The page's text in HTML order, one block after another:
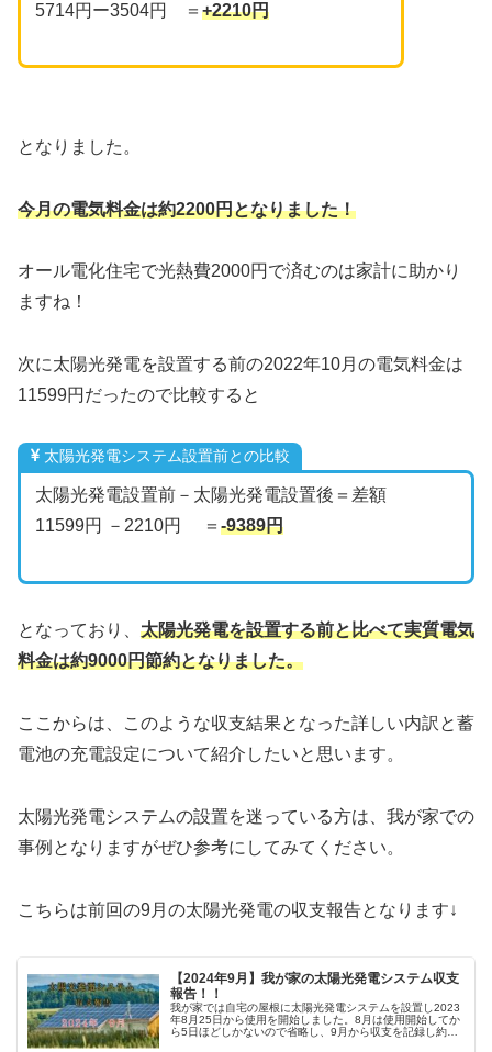
5714円ー3504円 ＝ +2210円
となりました。
今月の電気料金は約2200円となりました！
オール電化住宅で光熱費2000円で済むのは家計に助かり
ますね！
次に太陽光発電を設置する前の2022年10月の電気料金は
11599円だったので比較すると
太陽光発電システム設置前との比較
太陽光発電設置前－太陽光発電設置後＝差額
11599円 －2210円 ＝ -9389円
となっており、 太陽光発電を設置する前と比べて実質電気
料金は約9000円節約となりました。
ここからは、このような収支結果となった詳しい内訳と蓄
電池の充電設定について紹介したいと思います。
太陽光発電システムの設置を迷っている方は、我が家での
事例となりますがぜひ参考にしてみてください。
こちらは前回の9月の太陽光発電の収支報告となります↓
【2024年9月】我が家の太陽光発電システム収支
報告！！
我が家では自宅の屋根に太陽光発電システムを設置し2023
年8月25日から使用を開始しました。8月は使用開始してか
ら5日ほどしかないので省略し、9月から収支を記録し約13